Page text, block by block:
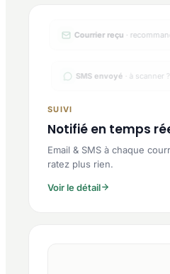
SUIVI
Notifié en temps
Email & SMS à chaque
ratez plus rien.
Voir le détail